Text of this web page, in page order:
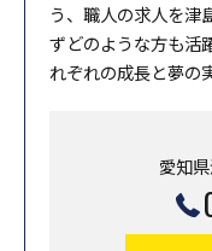
う、職人の求人を津
ずどのような方も活
れぞれの成長と夢の
愛知